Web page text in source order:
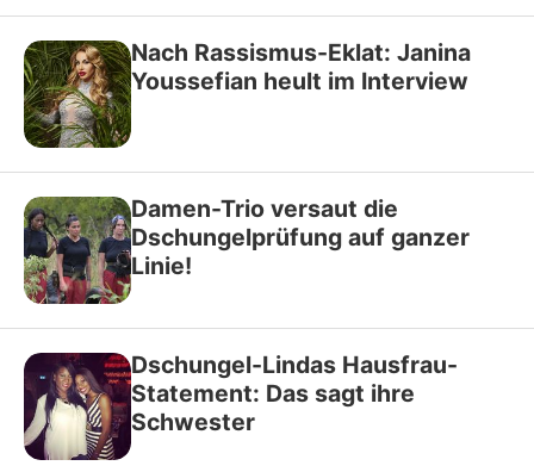
Nach Rassismus-Eklat: Janina
Youssefian heult im Interview
Damen-Trio versaut die
Dschungelprüfung auf ganzer
Linie!
Dschungel-Lindas Hausfrau-
Statement: Das sagt ihre
Schwester